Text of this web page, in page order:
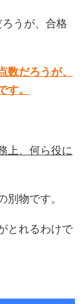
うが、合格
数だろうが、
。
上、何ら役に
別物です。
とれるわけで